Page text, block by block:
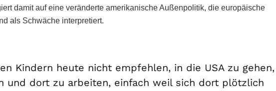
damit auf eine veränderte amerikanische Außenpolitik, die europäische
als Schwäche interpretiert.
Kindern heute nicht empfehlen, in die USA zu gehen,
und dort zu arbeiten, einfach weil sich dort plötzlich